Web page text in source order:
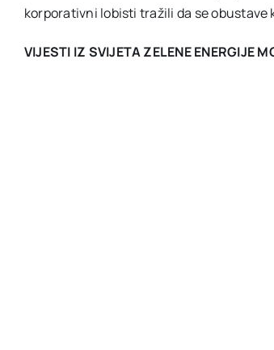
korporativni lobisti tražili da se
VIJESTI IZ SVIJETA ZELENE ENERGIJE